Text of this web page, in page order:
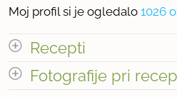
Moj profil si je ogledalo 1026
Recepti
Število receptov: 1
Fotografije pri